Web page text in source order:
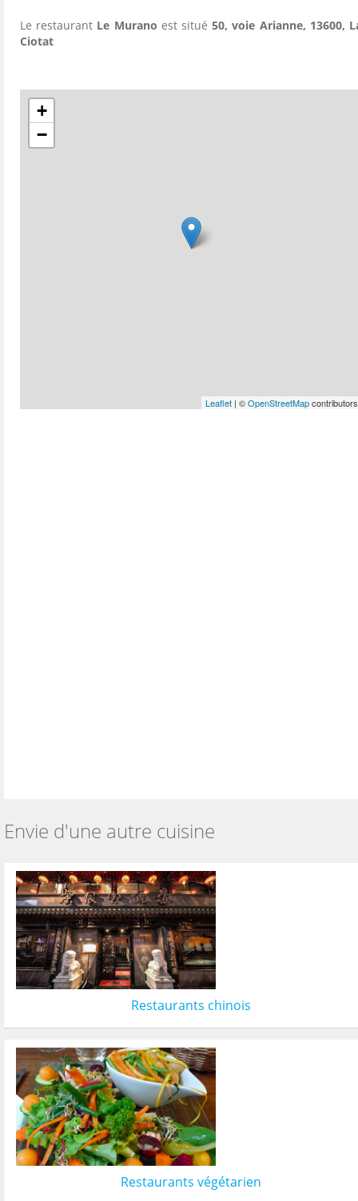
Le restaurant Le Murano est situé50, voie Arianne, 13600,
Ciotat
+
−
Leaflet | ©OpenStreetMapcontributors
Envie d'une autre cuisine
Restaurants chinois
Restaurants végétarien